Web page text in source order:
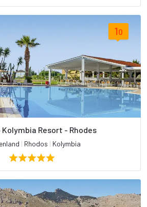
10
Resort - Rhodes
| Rhodos | Kolymbia